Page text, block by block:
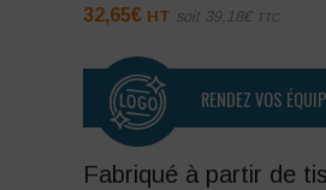
32,65€ HT soit 39,18€ TTC
RENDEZ VOS
Fabriqué à partir de